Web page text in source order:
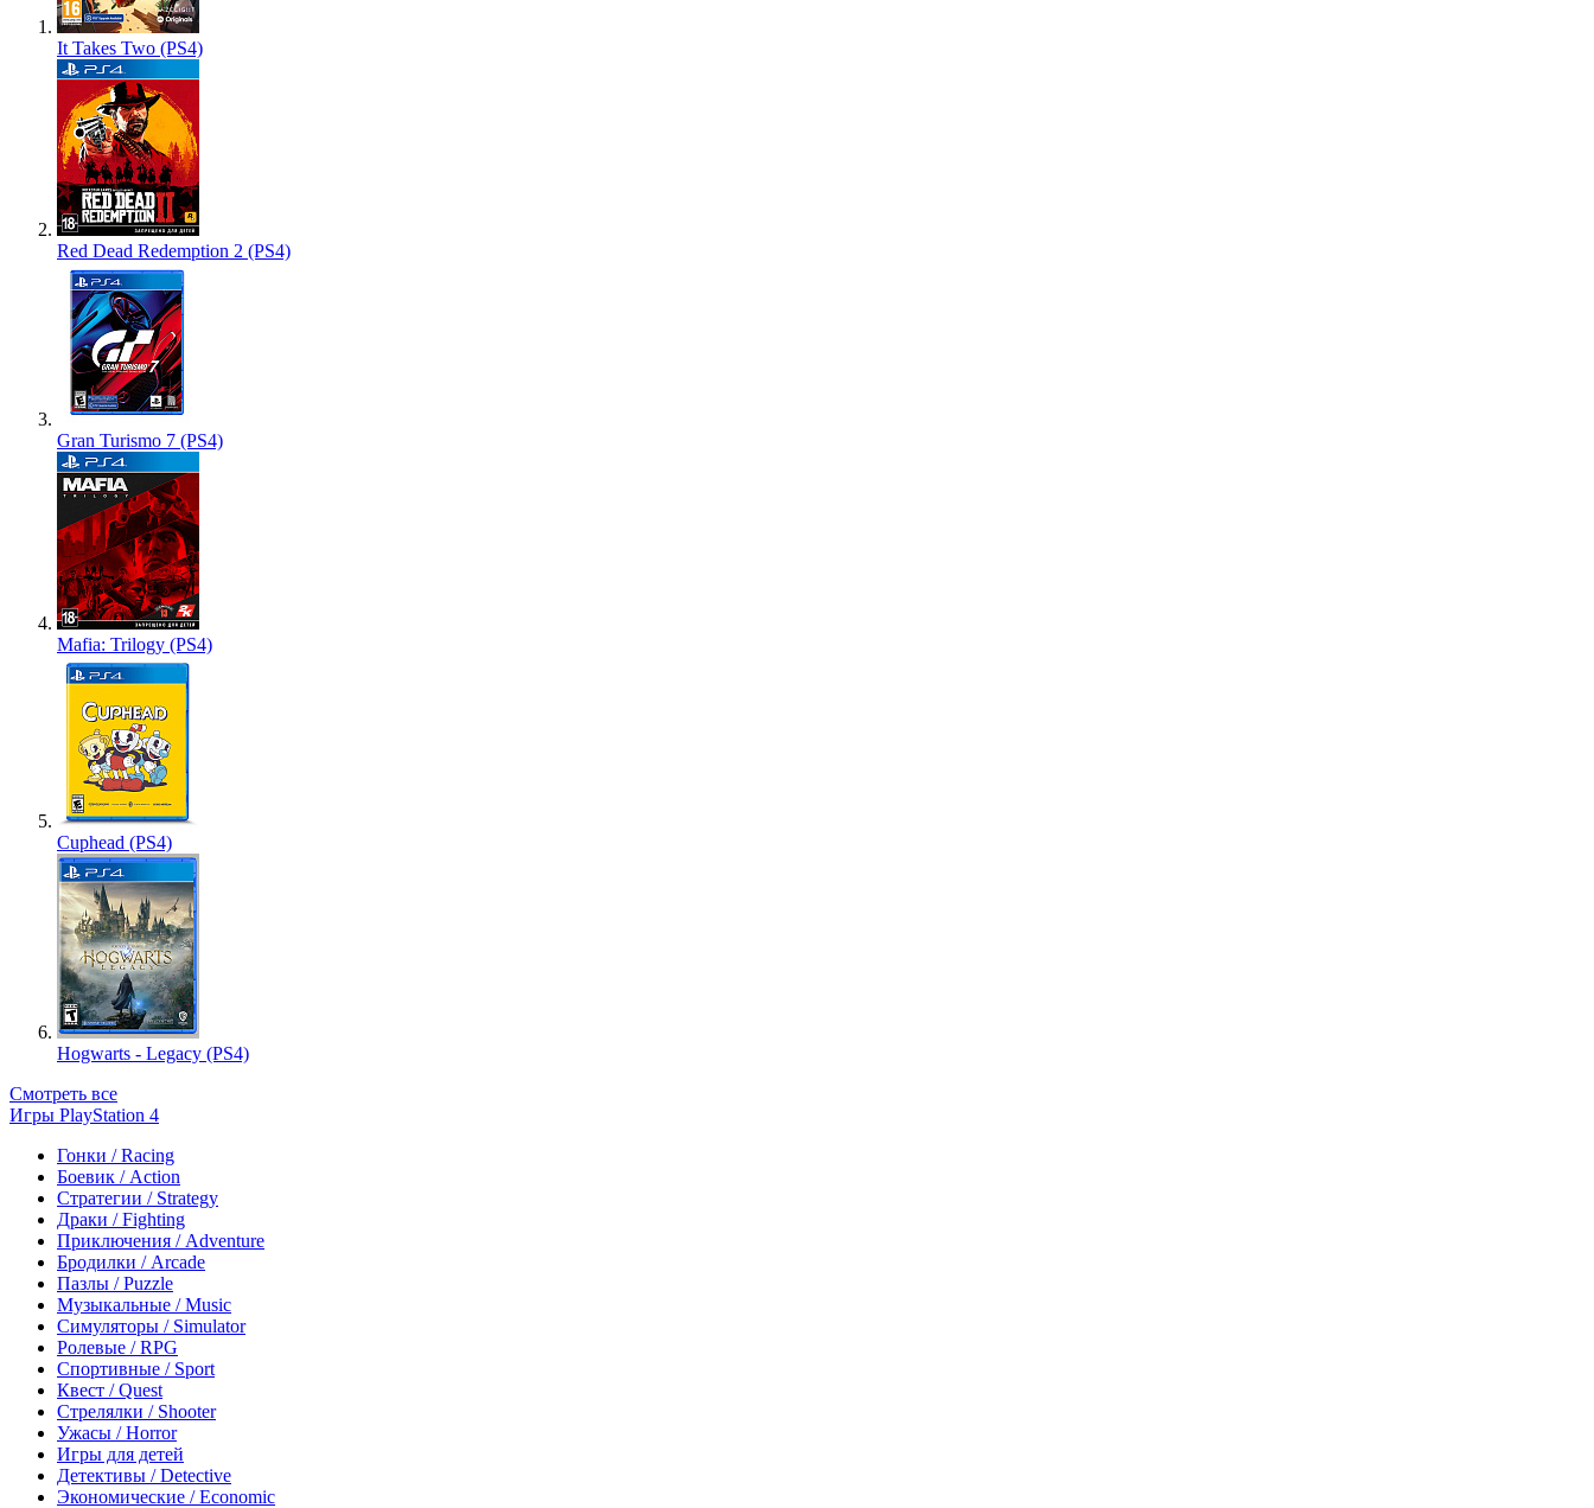
It Takes Two (PS4)
Red Dead Redemption 2 (PS4)
Gran Turismo 7 (PS4)
Mafia: Trilogy (PS4)
Cuphead (PS4)
Hogwarts - Legacy (PS4)
Смотреть все
Игры PlayStation 4
Гонки / Racing
Боевик / Action
Стратегии / Strategy
Драки / Fighting
Приключения / Adventure
Бродилки / Arcade
Пазлы / Puzzle
Музыкальные / Music
Симуляторы / Simulator
Ролевые / RPG
Спортивные / Sport
Квест / Quest
Стрелялки / Shooter
Ужасы / Horror
Игры для детей
Детективы / Detective
Экономические / Economic